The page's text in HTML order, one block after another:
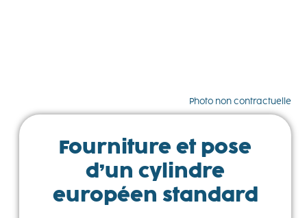
Photo non contractuelle
Fourniture et pose
d’un cylindre
européen standard